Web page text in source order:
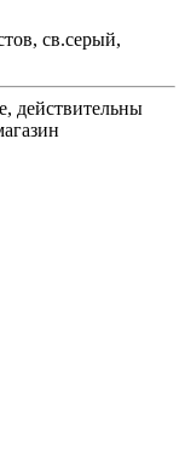
св.серый,
действительны